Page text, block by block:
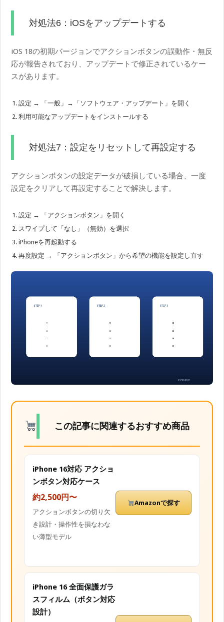
対処法6：iOSをアップデートする
iOS 18の初期バージョンでアクションボタンの誤動作・無反
応が報告されており、アップデートで修正されているケー
スがあります。
設定 → 「一般」→「ソフトウェア・アップデート」を開く
利用可能なアップデートをインストールする
対処法7：設定をリセットして再設定する
アクションボタンの設定データが破損している場合、一度
設定をクリアして再設定することで解決します。
設定 → 「アクションボタン」を開く
スワイプして「なし」（無効）を選択
iPhoneを再起動する
再度設定 → 「アクションボタン」から希望の機能を設定し直す
この記事に関連するおすすめ商品
iPhone 16対応 アクショ
ンボタン対応ケース
約2,500円〜
アクションボタンの切り欠
き設計・操作性を損なわな
い薄型モデル
Amazonで探す
iPhone 16 全面保護ガラ
スフィルム（ボタン対応
設計）